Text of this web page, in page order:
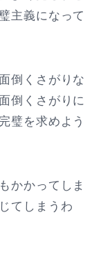
主義になって
倒くさがりな
倒くさがりに
璧を求めよう
かかってしま
てしまうわ